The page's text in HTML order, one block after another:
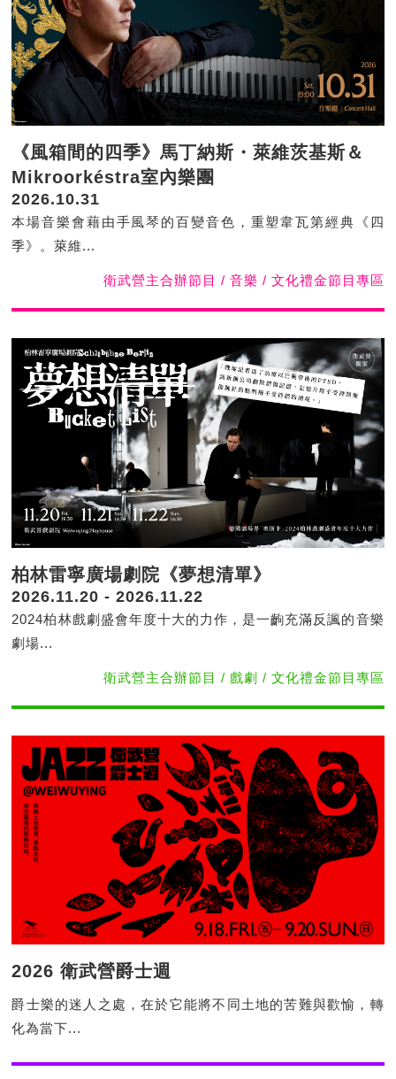
《風箱間的四季》馬丁納斯・萊維茨基斯＆
Mikroorkéstra室內樂團
2026.10.31
本場音樂會藉由手風琴的百變音色，重塑韋瓦第經典《四
季》。萊維...
衛武營主合辦節目 / 音樂 / 文化禮金節目專區
柏林雷寧廣場劇院《夢想清單》
2026.11.20 - 2026.11.22
2024柏林戲劇盛會年度十大的力作，是一齣充滿反諷的音樂
劇場...
衛武營主合辦節目 / 戲劇 / 文化禮金節目專區
2026 衛武營爵士週
爵士樂的迷人之處，在於它能將不同土地的苦難與歡愉，轉
化為當下...